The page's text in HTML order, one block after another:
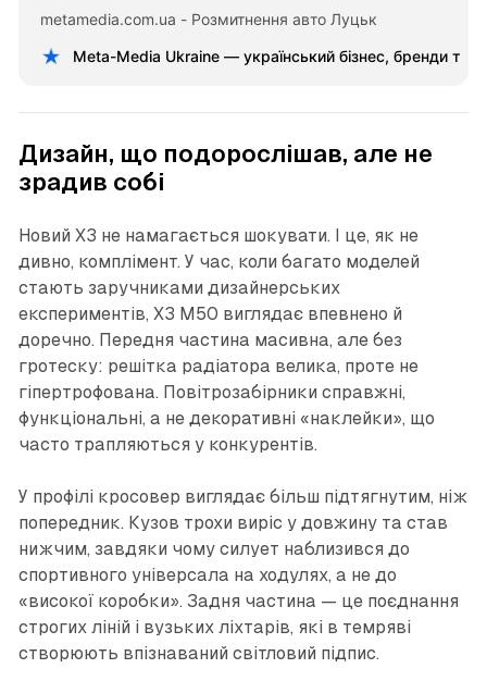
metamedia.com.ua - Розмитнення авто Луцьк
Meta-Media Ukraine — український бізнес, бренди та
Дизайн, що подорослішав, але не
зрадив собі
Новий X3 не намагається шокувати. І це, як не
дивно, комплімент. У час, коли багато моделей
стають заручниками дизайнерських
експериментів, X3 M50 виглядає впевнено й
доречно. Передня частина масивна, але без
гротеску: решітка радіатора велика, проте не
гіпертрофована. Повітрозабірники справжні,
функціональні, а не декоративні «наклейки», що
часто трапляються у конкурентів.
У профілі кросовер виглядає більш підтягнутим, ніж
попередник. Кузов трохи виріс у довжину та став
нижчим, завдяки чому силует наблизився до
спортивного універсала на ходулях, а не до
«високої коробки». Задня частина — це поєднання
строгих ліній і вузьких ліхтарів, які в темряві
створюють впізнаваний світловий підпис.